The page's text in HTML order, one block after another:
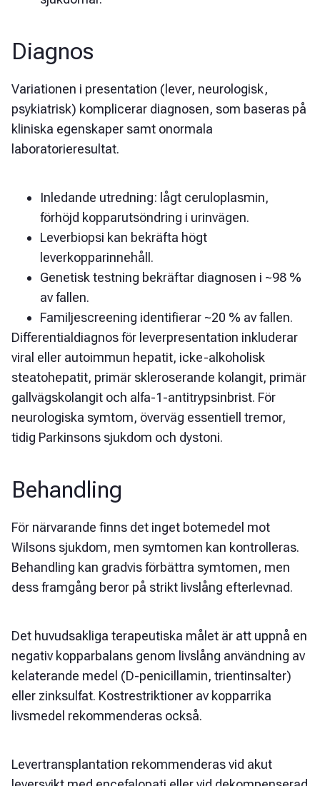
Diagnos
Variationen i presentation (lever, neurologisk,
psykiatrisk) komplicerar diagnosen, som baseras på
kliniska egenskaper samt onormala
laboratorieresultat.
Inledande utredning: lågt ceruloplasmin,
förhöjd kopparutsöndring i urinvägen.
Leverbiopsi kan bekräfta högt
leverkopparinnehåll.
Genetisk testning bekräftar diagnosen i ~98 %
av fallen.
Familjescreening identifierar ~20 % av fallen.
Differentialdiagnos för leverpresentation inkluderar
viral eller autoimmun hepatit, icke-alkoholisk
steatohepatit, primär skleroserande kolangit, primär
gallvägskolangit och alfa-1-antitrypsinbrist. För
neurologiska symtom, överväg essentiell tremor,
tidig Parkinsons sjukdom och dystoni.
Behandling
För närvarande finns det inget botemedel mot
Wilsons sjukdom, men symtomen kan kontrolleras.
Behandling kan gradvis förbättra symtomen, men
dess framgång beror på strikt livslång efterlevnad.
Det huvudsakliga terapeutiska målet är att uppnå en
negativ kopparbalans genom livslång användning av
kelaterande medel (D-penicillamin, trientinsalter)
eller zinksulfat. Kostrestriktioner av kopparrika
livsmedel rekommenderas också.
Levertransplantation rekommenderas vid akut